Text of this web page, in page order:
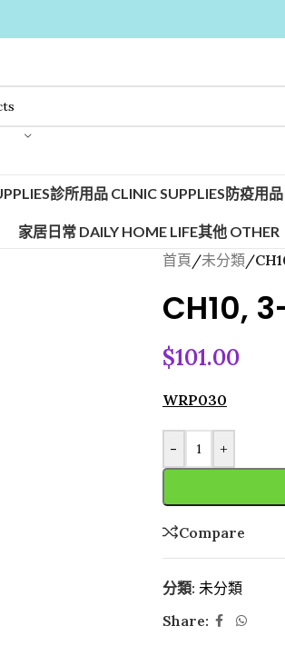
診所用品 CLINIC SUPPLIES防疫用品
家居日常 DAILY HOME LIFE其他 OTHER
首頁/未分類/
CH10,
$101.00
WRP030
- +
Compare
分類: 未分類
Share: